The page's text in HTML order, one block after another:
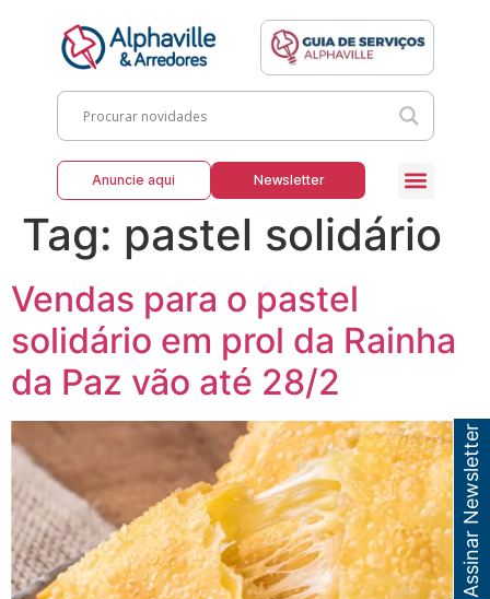
Anuncie aqui Newsletter
Tag: pastel solidário
Vendas para o pastel
solidário em prol da Rainha
da Paz vão até 28/2
Assinar Newsletter